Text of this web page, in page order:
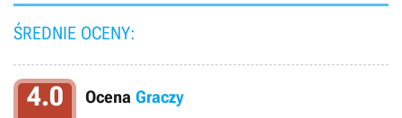
ŚREDNIE OCENY:
4.0 Ocena Graczy